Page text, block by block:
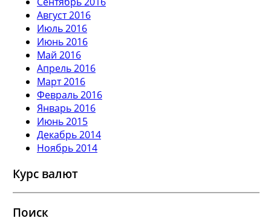
Август 2016
Июль 2016
Июнь 2016
Май 2016
Апрель 2016
Март 2016
Февраль 2016
Январь 2016
Июнь 2015
Декабрь 2014
Ноябрь 2014
Курс валют
Поиск